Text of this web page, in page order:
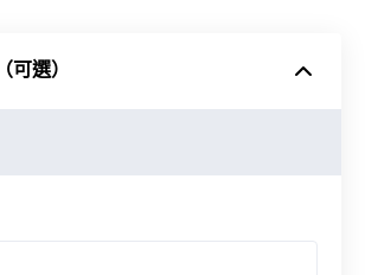
來自 Google 雲端硬碟
可選）